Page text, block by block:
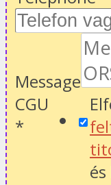
Message
CGU
*